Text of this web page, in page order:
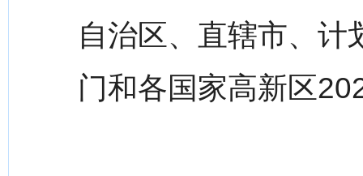
自治区、直辖市、计
门和各国家高新区